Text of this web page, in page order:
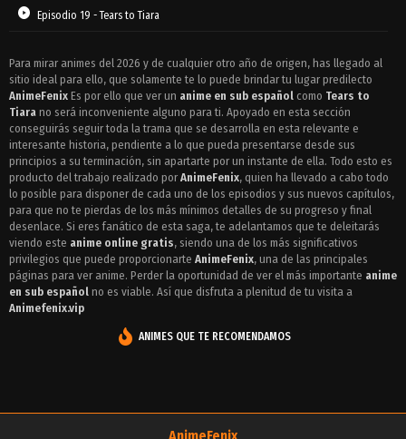
Episodio 19 - Tears to Tiara
Episodio 17 - Tears to Tiara
Episodio 16 - Tears to Tiara
Episodio 15 - Tears to Tiara
Episodio 14 - Tears to Tiara
Episodio 13 - Tears to Tiara
Episodio 12 - Tears to Tiara
Episodio 11 - Tears to Tiara
Episodio 10 - Tears to Tiara
Episodio 9 - Tears to Tiara
Para mirar animes del 2026 y de cualquier otro año de origen, has llegado al
sitio ideal para ello, que solamente te lo puede brindar tu lugar predilecto
AnimeFenix Es por ello que ver un anime en sub español como Tears to
Tiara no será inconveniente alguno para ti. Apoyado en esta sección
conseguirás seguir toda la trama que se desarrolla en esta relevante e
interesante historia, pendiente a lo que pueda presentarse desde sus
principios a su terminación, sin apartarte por un instante de ella. Todo esto es
producto del trabajo realizado por AnimeFenix, quien ha llevado a cabo todo
lo posible para disponer de cada uno de los episodios y sus nuevos capítulos,
para que no te pierdas de los más mínimos detalles de su progreso y final
desenlace. Si eres fanático de esta saga, te adelantamos que te deleitarás
viendo este anime online gratis, siendo una de los más significativos
privilegios que puede proporcionarte AnimeFenix, una de las principales
páginas para ver anime. Perder la oportunidad de ver el más importante anime
en sub español no es viable. Así que disfruta a plenitud de tu visita a
Animefenix.vip
ANIMES QUE TE RECOMENDAMOS